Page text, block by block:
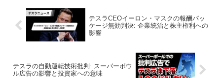
テスラCEOイーロン・マスクの報酬パッ
ケージ無効判決: 企業統治と株主権利への
影響
テスラの自動運転技術批判: スーパーボウ
ル広告の影響と投資家への意味